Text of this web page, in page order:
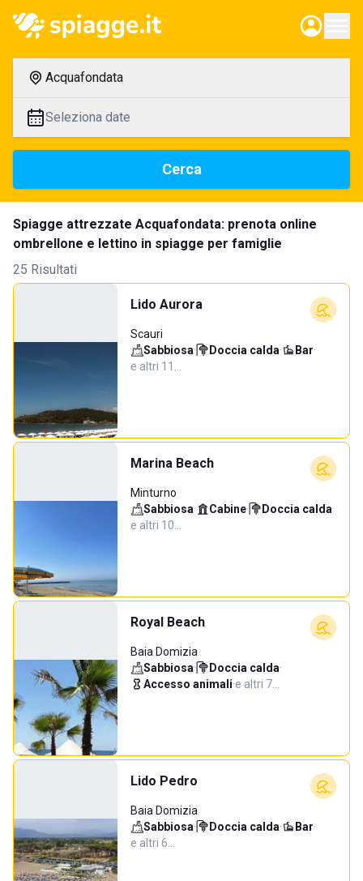
Acquafondata
Seleziona date
Cerca
Spiagge attrezzate Acquafondata: prenota online
ombrellone e lettino in spiagge per famiglie
25 Risultati
Lido Aurora
Scauri
Sabbiosa· Doccia calda· Bar·
e altri 11…
Marina Beach
Minturno
Sabbiosa· Cabine· Doccia calda·
e altri 10…
Royal Beach
Baia Domizia
Sabbiosa· Doccia calda·
Accesso animali·e altri 7…
Lido Pedro
Baia Domizia
Sabbiosa· Doccia calda· Bar·
e altri 6…